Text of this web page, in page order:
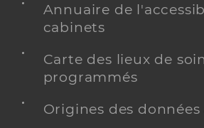
Annuaire de
cabinets
Carte des lieux de
programmés
Origines des